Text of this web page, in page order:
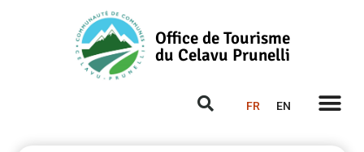
Office de Tourisme
du Celavu Prunelli
FR EN